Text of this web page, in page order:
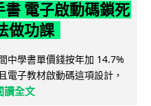
電子啟動碼鎖死
做功課
中學書單價錢按年加 14.7%
電子教材啟動碼這項設計，
讀全文